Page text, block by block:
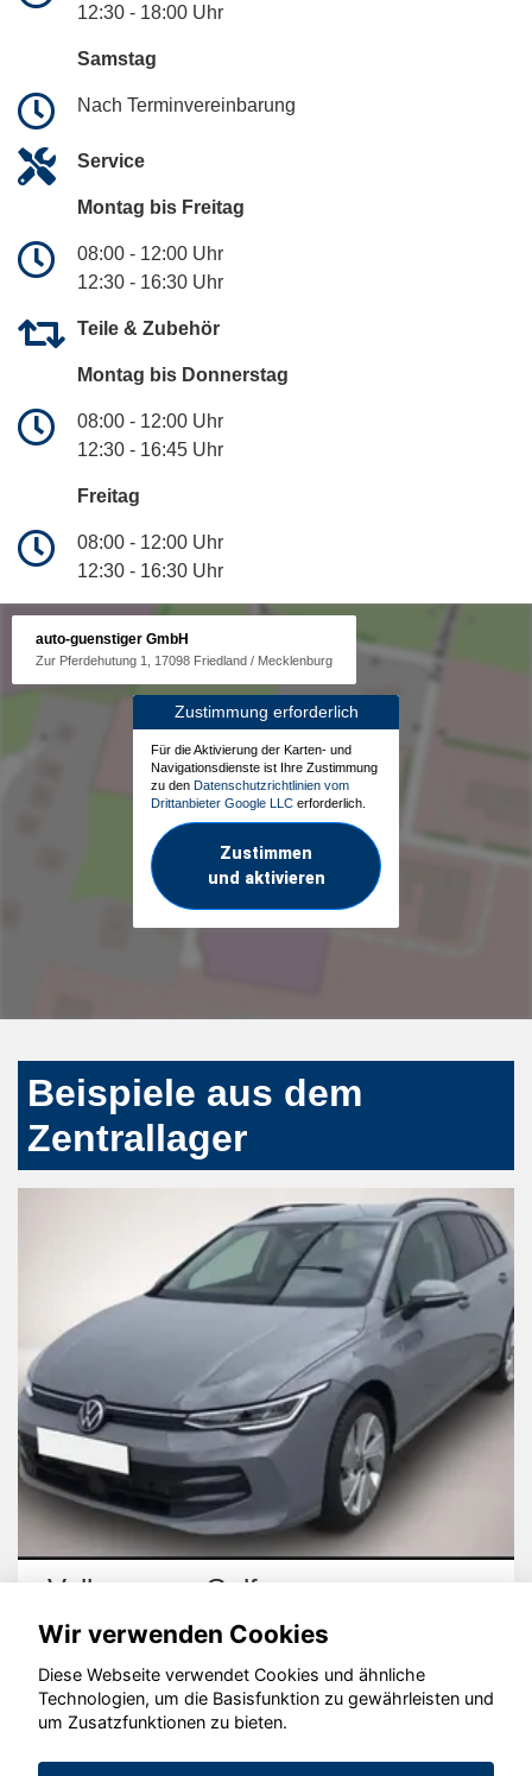
12:30 - 18:00 Uhr
Samstag
Nach Terminvereinbarung
Service
Montag bis Freitag
08:00 - 12:00 Uhr
12:30 - 16:30 Uhr
Teile & Zubehör
Montag bis Donnerstag
08:00 - 12:00 Uhr
12:30 - 16:45 Uhr
Freitag
08:00 - 12:00 Uhr
12:30 - 16:30 Uhr
auto-guenstiger GmbH
Zur Pferdehutung 1, 17098 Friedland / Mecklenburg
Zustimmung erforderlich
Für die Aktivierung der Karten- und
Navigationsdienste ist Ihre Zustimmung
zu den Datenschutzrichtlinien vom
Drittanbieter Google LLC erforderlich.
Zustimmen
und aktivieren
Beispiele aus dem
Zentrallager
Volkswagen Golf
© konjunkturmotor.de GmbH 2020 - 2026
Wir verwenden Cookies
Diese Webseite verwendet Cookies und ähnliche
Technologien, um die Basisfunktion zu gewährleisten und
um Zusatzfunktionen zu bieten.